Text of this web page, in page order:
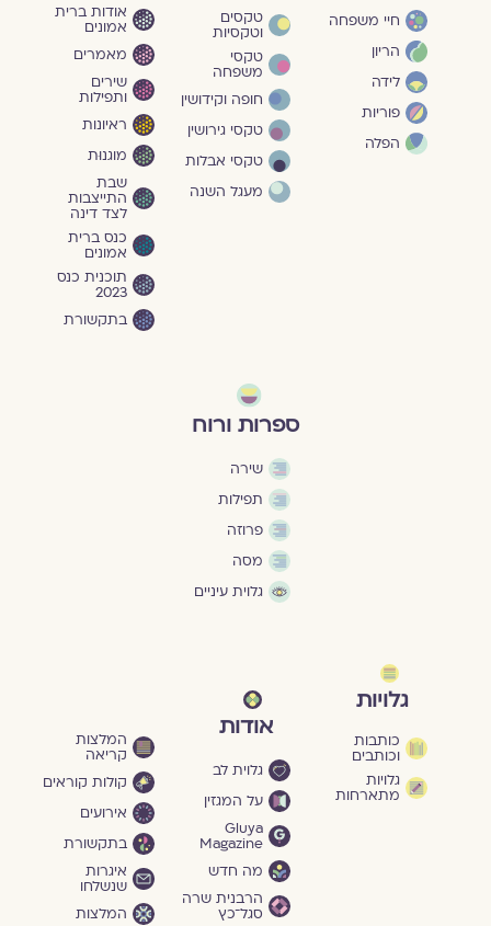
חיי משפחה
הריון
לידה
פוריות
הפלה
טקסים
וטקסיות
טקסי
משפחה
חופה וקידושין
טקסי גירושין
טקסי אבלות
מעגל השנה
אודות ברית
אמונים
מאמרים
שירים
ותפילות
ראיונות
מוגנוּת
שבת
התייצבות
לצד דינה
כנס ברית
אמונים
תוכנית כנס
2023
בתקשורת
ספרות ורוח
שירה
תפילות
פרוזה
מסה
גלוית עיניים
גלויות
כותבות
וכותבים
גלויות
מתארחות
אודות
גלוית לב
על המגזין
Gluya
Magazine
מה חדש
הרבנית שרה
סגל־כץ
המלצות
קריאה
קולות קוראים
אירועים
בתקשורת
איגרות
שנשלחו
המלצות